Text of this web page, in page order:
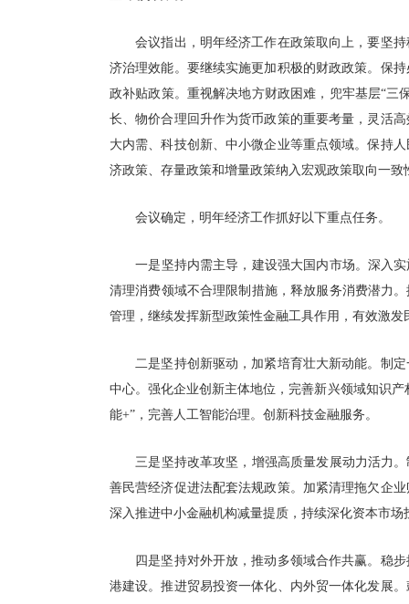
会议指出，明年经济工作在政策取向上，要坚持
济治理效能。要继续实施更加积极的财政政策。保
政补贴政策。重视解决地方财政困难，兜牢基层“三
长、物价合理回升作为货币政策的重要考量，灵活
大内需、科技创新、中小微企业等重点领域。保持
济政策、存量政策和增量政策纳入宏观政策取向一
会议确定，明年经济工作抓好以下重点任务。
一是坚持内需主导，建设强大国内市场。深入实
清理消费领域不合理限制措施，释放服务消费潜力
管理，继续发挥新型政策性金融工具作用，有效激
二是坚持创新驱动，加紧培育壮大新动能。制定
中心。强化企业创新主体地位，完善新兴领域知识
能+”，完善人工智能治理。创新科技金融服务。
三是坚持改革攻坚，增强高质量发展动力活力。
善民营经济促进法配套法规政策。加紧清理拖欠企
深入推进中小金融机构减量提质，持续深化资本市场
四是坚持对外开放，推动多领域合作共赢。稳步
港建设。推进贸易投资一体化、内外贸一体化发展